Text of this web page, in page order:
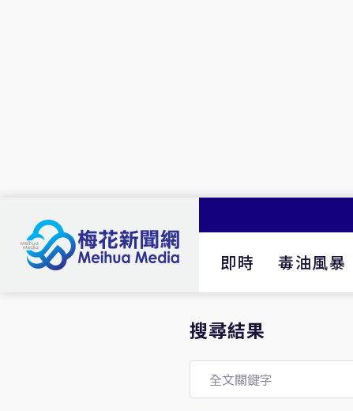
即時 毒油風暴
搜尋結果